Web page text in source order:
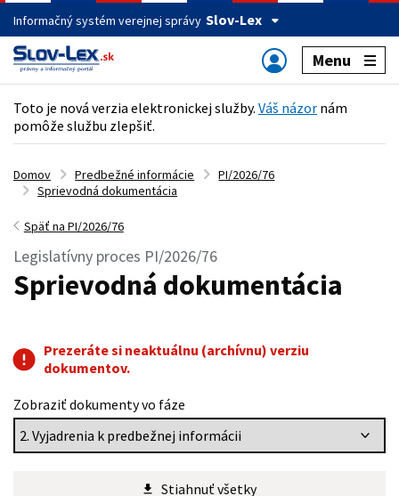
Informačný systém verejnej správy Slov-Lex
Menu
Toto je nová verzia elektronickej služby. Váš názor nám
pomôže službu zlepšiť.